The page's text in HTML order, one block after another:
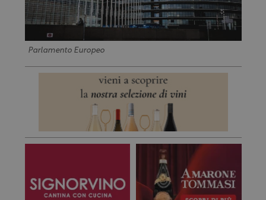
Parlamento Europeo